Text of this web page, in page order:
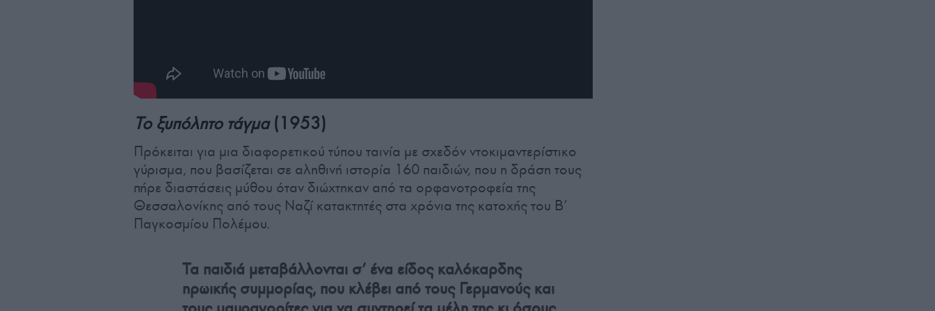
Το ξυπόλητο τάγμα(1953)
Πρόκειται για μια διαφορετικού τύπου ταινία με σχεδόν ντοκιμαντερίστικο
γύρισμα, που βασίζεται σε αληθινή ιστορία 160 παιδιών, που η δράση τους
πήρε διαστάσεις μύθου όταν διώχτηκαν από τα ορφανοτροφεία της
Θεσσαλονίκης από τους Ναζί κατακτητές στα χρόνια της κατοχής του B’
Παγκοσμίου Πολέμου.
Τα παιδιά μεταβάλλονται σ’ ένα είδος καλόκαρδης
ηρωικής συμμορίας, που κλέβει από τους Γερμανούς και